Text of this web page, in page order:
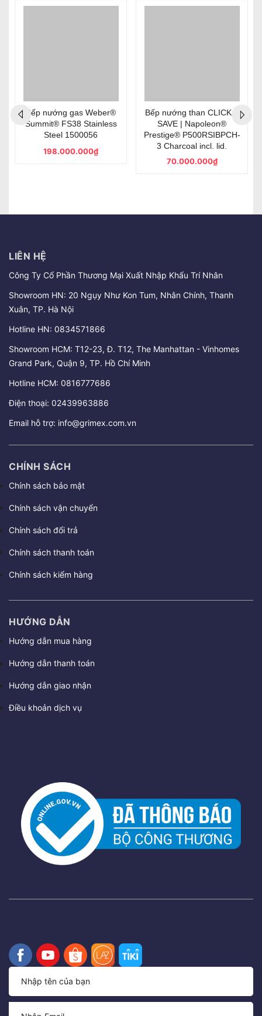
Bếp nướng gas Weber®
Summit® FS38 Stainless
Steel 1500056
198.000.000₫
Bếp nướng than CLICK &
SAVE | Napoleon®
Prestige® P500RSIBPCH-
3 Charcoal incl. lid.
70.000.000₫
LIÊN HỆ
Công Ty Cổ Phần Thương Mại Xuất Nhập Khẩu Trí Nhân
Showroom HN: 20 Ngụy Như Kon Tum, Nhân Chính, Thanh
Xuân, TP. Hà Nội
Hotline HN: 0834571866
Showroom HCM: T12-23, Đ. T12, The Manhattan - Vinhomes
Grand Park, Quận 9, TP. Hồ Chí Minh
Hotline HCM: 0816777686
Điện thoại: 02439963886
Email hỗ trợ: info@grimex.com.vn
CHÍNH SÁCH
Chính sách bảo mật
Chính sách vận chuyển
Chính sách đổi trả
Chính sách thanh toán
Chính sách kiểm hàng
HƯỚNG DẪN
Hướng dẫn mua hàng
Hướng dẫn thanh toán
Hướng dẫn giao nhận
Điều khoản dịch vụ